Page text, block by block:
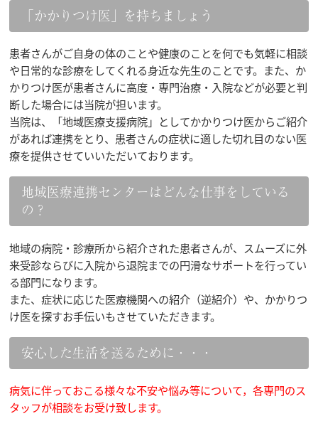
「かかりつけ医」を持ちましょう
患者さんがご自身の体のことや健康のことを何でも気軽に相談
や日常的な診療をしてくれる身近な先生のことです。また、か
かりつけ医が患者さんに高度・専門治療・入院などが必要と判
断した場合には当院が担います。
当院は、「地域医療支援病院」としてかかりつけ医からご紹介
があれば連携をとり、患者さんの症状に適した切れ目のない医
療を提供させていいただいております。
地域医療連携センターはどんな仕事をしている
の？
地域の病院・診療所から紹介された患者さんが、スムーズに外
来受診ならびに入院から退院までの円滑なサポートを行ってい
る部門になります。
また、症状に応じた医療機関への紹介（逆紹介）や、かかりつ
け医を探すお手伝いもさせていただきます。
安心した生活を送るために・・・
病気に伴っておこる様々な不安や悩み等について，各専門のス
タッフが相談をお受け致します。